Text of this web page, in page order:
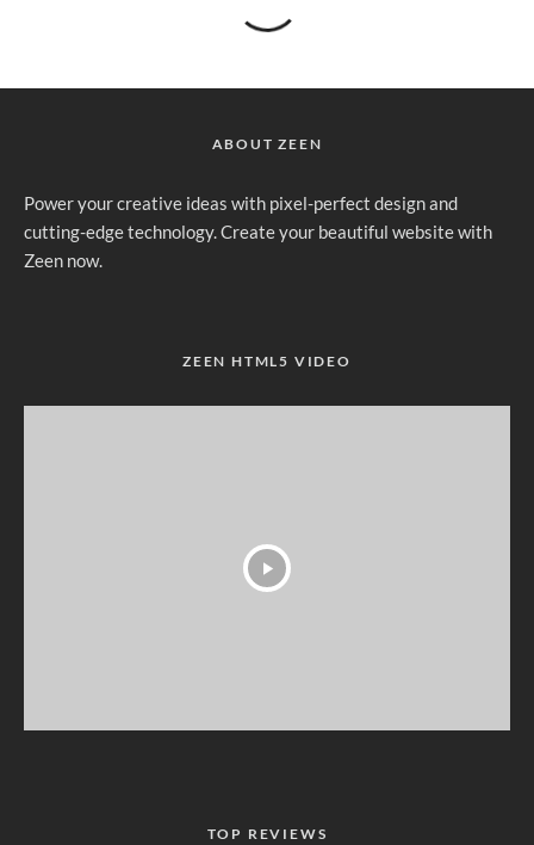
ABOUT ZEEN
Power your creative ideas with pixel-perfect design and
cutting-edge technology. Create your beautiful website with
Zeen now.
ZEEN HTML5 VIDEO
TOP REVIEWS